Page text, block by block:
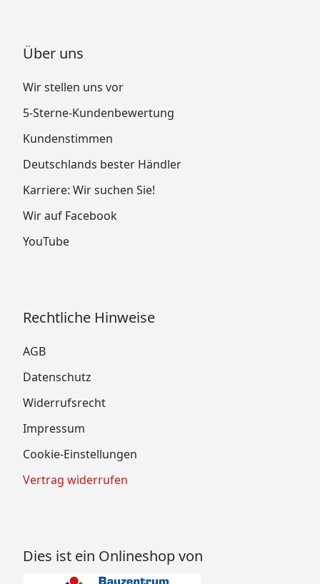
Über uns
Wir stellen uns vor
5-Sterne-Kundenbewertung
Kundenstimmen
Deutschlands bester Händler
Karriere: Wir suchen Sie!
Wir auf Facebook
YouTube
Rechtliche Hinweise
AGB
Datenschutz
Widerrufsrecht
Impressum
Cookie-Einstellungen
Vertrag widerrufen
Dies ist ein Onlineshop von